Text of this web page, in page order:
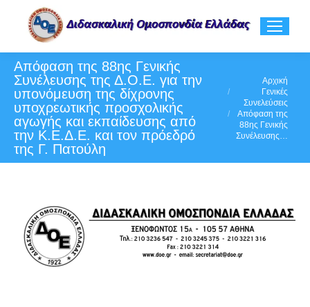
Απόφαση της 88ης Γενικής
Συνέλευσης της Δ.Ο.Ε. για την
υπονόμευση της δίχρονης
υποχρεωτικής προσχολικής
αγωγής και εκπαίδευσης από
την Κ.Ε.Δ.Ε. και τον πρόεδρό
της Γ. Πατούλη
You are here:Αρχική
Γενικές
Συνελεύσεις
Απόφαση της
88ης Γενικής
Συνέλευσης…